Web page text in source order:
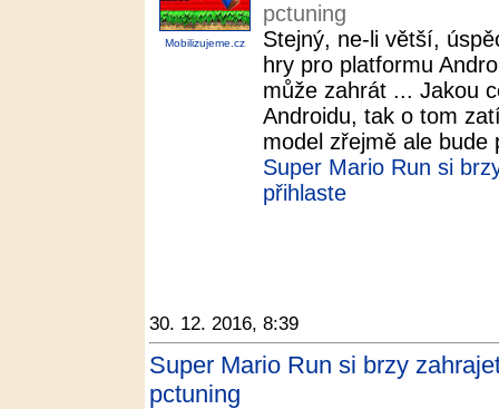
Mobilizujeme.cz
pctuning
Stejný, ne-li větší,
hry pro platformu
může zahrát ... Jakou
Androidu, tak o tom
model zřejmě ale bude
Super Mario Run si
přihlaste
30. 12. 2016, 8:39
Super Mario Run si brzy
pctuning